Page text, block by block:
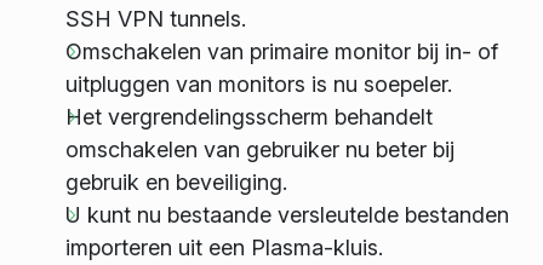
SSH VPN tunnels.
Omschakelen van primaire monitor bij in- of
uitpluggen van monitors is nu soepeler.
Het vergrendelingsscherm behandelt
omschakelen van gebruiker nu beter bij
gebruik en beveiliging.
U kunt nu bestaande versleutelde bestanden
importeren uit een Plasma-kluis.